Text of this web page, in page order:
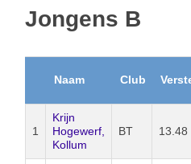
Jongens B
Naam Club
1
Krijn
Hogewerf,
Kollum
BT 13.48